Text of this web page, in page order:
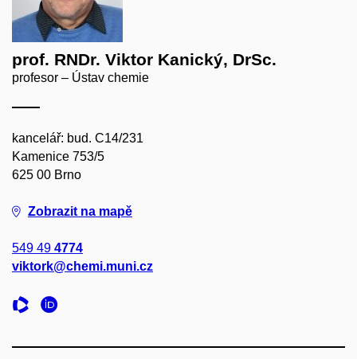
prof. RNDr. Viktor Kanický, DrSc.
profesor – Ústav chemie
kancelář: bud. C14/231
Kamenice 753/5
625 00 Brno
Zobrazit na mapě
549 49 4774
viktork@chemi.muni.cz